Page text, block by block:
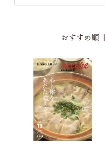
おすすめ順|